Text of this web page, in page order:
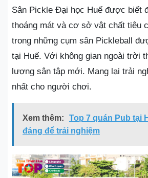
Sân Pickle Đại học Huế được biết
thoáng mát và cơ sở vật chất tiêu
trong những cụm sân Pickleball
tại Huế. Với không gian ngoài trời
lượng sân tập mới. Mang lại trải
nhất cho người chơi.
Xem thêm:
Top 7 quán Pub tại
đáng để trải nghiệm